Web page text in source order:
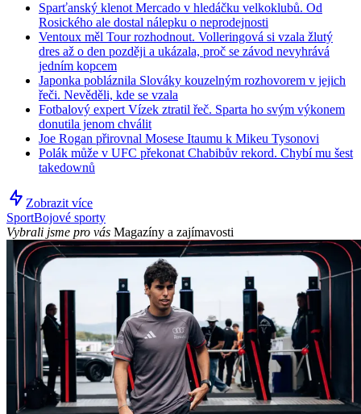
Sparťanský klenot Mercado v hledáčku velkoklubů. Od
Rosického ale dostal nálepku o neprodejnosti
Ventoux měl Tour rozhodnout. Volleringová si vzala žlutý
dres až o den později a ukázala, proč se závod nevyhrává
jedním kopcem
Japonka pobláznila Slováky kouzelným rozhovorem v jejich
řeči. Nevěděli, kde se vzala
Fotbalový expert Vízek ztratil řeč. Sparta ho svým výkonem
donutila jenom chválit
Joe Rogan přirovnal Mosese Itaumu k Mikeu Tysonovi
Polák může v UFC překonat Chabibův rekord. Chybí mu šest
takedownů
Zobrazit více
SportBojové sporty
Vybrali jsme pro vás Magazíny a zajímavosti